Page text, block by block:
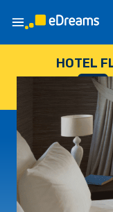
HOTEL
--
DIAS